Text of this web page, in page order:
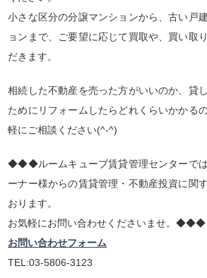
小さな区分の分譲マンションから、古い戸
ョンまで、ご要望に応じて買取や、買い取
だきます。
相続した不動産を売った方がいいのか、貸
ためにリフォームしたらどれくらいかかる
軽にご相談ください(^-^)
◆◆◆ルームキューブ賃貸管理センターで
ーナー様からの賃貸管理・不動産投資に関
おります。
お気軽にお問い合わせくださいませ。◆◆◆
お問い合わせフォーム
TEL:03-5806-3123